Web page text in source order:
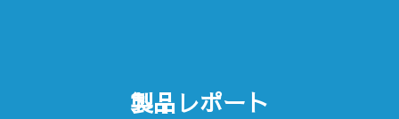
製品レポート